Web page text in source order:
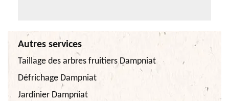
Autres services
Taillage des arbres fruitiers Dampniat
Défrichage Dampniat
Jardinier Dampniat